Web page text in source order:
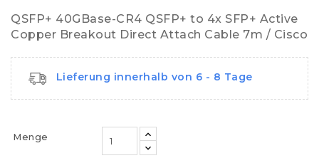
QSFP+ 40GBase-CR4 QSFP+ to 4x SFP+ Active
Copper Breakout Direct Attach Cable 7m / Cisco
Lieferung innerhalb von 6 - 8 Tage
Menge